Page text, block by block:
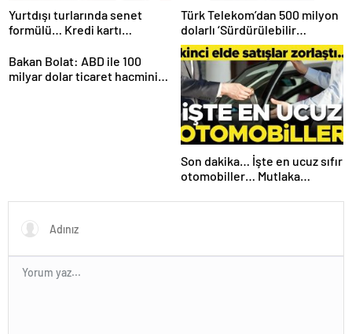
Yurtdışı turlarında senet
formülü… Kredi kartı
çıktı
Türk Telekom’dan 500 milyon
dolarlı ‘Sürdürülebilir
Eurobond’ ihracı
Bakan Bolat: ABD ile 100
milyar dolar ticaret hacmini
Son dakika… İşte en ucuz sıfır
otomobiller… Mutlaka